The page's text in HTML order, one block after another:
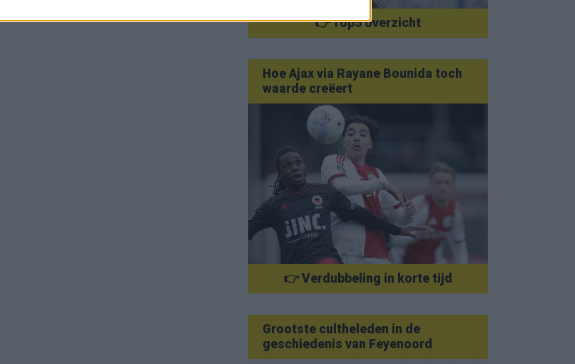
👉 Top5 overzicht
Hoe Ajax via Rayane Bounida toch
waarde creëert
👉 Verdubbeling in korte tijd
Grootste cultheleden in de
geschiedenis van Feyenoord